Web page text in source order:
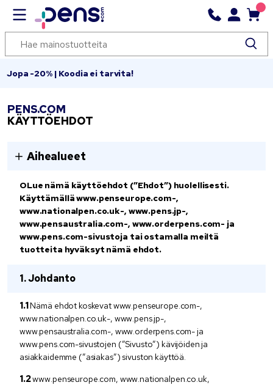
Jopa -20% | Koodia ei tarvita!
PENS.COM
KÄYTTÖEHDOT
Aihealueet
OLue nämä käyttöehdot (”Ehdot”) huolellisesti.
Käyttämällä www.penseurope.com-,
www.nationalpen.co.uk-, www.pens.jp-,
www.pensaustralia.com-, www.orderpens.com- ja
www.pens.com-sivustoja tai ostamalla meiltä
tuotteita hyväksyt nämä ehdot.
Johdanto
Nämä ehdot koskevat www.penseurope.com-,
www.nationalpen.co.uk-, www.pens.jp-,
www.pensaustralia.com-, www.orderpens.com- ja
www.pens.com-sivustojen (”Sivusto”) kävijöiden ja
asiakkaidemme (”asiakas”) sivuston käyttöä.
www.penseurope.com, www.nationalpen.co.uk,